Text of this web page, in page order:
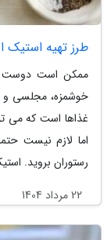
طرز تهیه استیک
ممکن است دوست
خوشمزه، مجلسی
غذاها است که می
اما لازم نیست
رستوران بروید.
22 مرداد 1404